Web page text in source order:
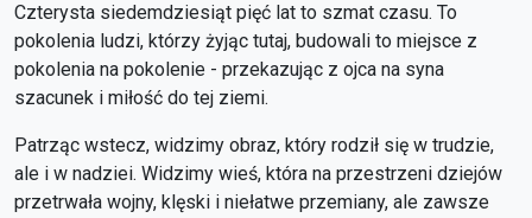
Czterysta siedemdziesiąt pięć lat to szmat czasu. To
pokolenia ludzi, którzy żyjąc tutaj, budowali to miejsce z
pokolenia na pokolenie - przekazując z ojca na syna
szacunek i miłość do tej ziemi.
Patrząc wstecz, widzimy obraz, który rodził się w trudzie,
ale i w nadziei. Widzimy wieś, która na przestrzeni dziejów
przetrwała wojny, klęski i niełatwe przemiany, ale zawsze